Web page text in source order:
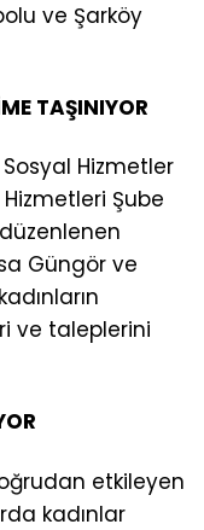
ve Şarköy
TAŞINIYOR
Hizmetler
Hizmetleri Şube
Güngör ve
ve taleplerini
etkileyen
kadınlar